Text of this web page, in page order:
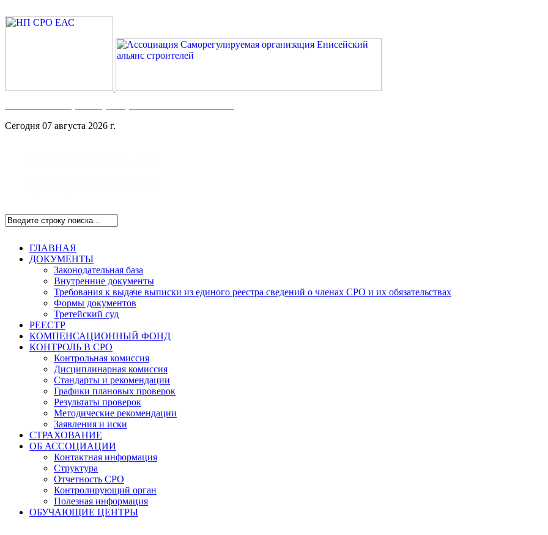
Сегодня 07 августа 2026 г.
ГЛАВНАЯ
ДОКУМЕНТЫ
Законодательная база
Внутренние документы
Требования к выдаче выписки из единого реестра сведений о членах СРО и их обязательствах
Формы документов
Третейский суд
РЕЕСТР
КОМПЕНСАЦИОННЫЙ ФОНД
КОНТРОЛЬ В СРО
Контрольная комиссия
Дисциплинарная комиссия
Стандарты и рекомендации
Графики плановых проверок
Результаты проверок
Методические рекомендации
Заявления и иски
СТРАХОВАНИЕ
ОБ АССОЦИАЦИИ
Контактная информация
Структура
Отчетность СРО
Контролирующий орган
Полезная информация
ОБУЧАЮЩИЕ ЦЕНТРЫ